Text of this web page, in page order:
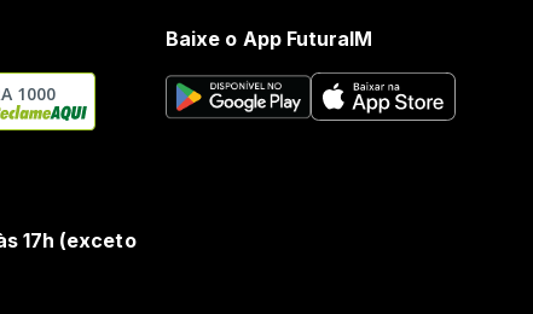
1000
Baixe o App FuturaIM
17h (exceto